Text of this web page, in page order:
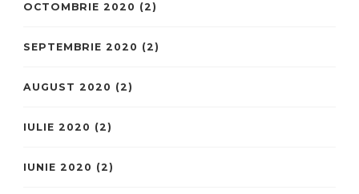
OCTOMBRIE 2020 (2)
SEPTEMBRIE 2020 (2)
AUGUST 2020 (2)
IULIE 2020 (2)
IUNIE 2020 (2)